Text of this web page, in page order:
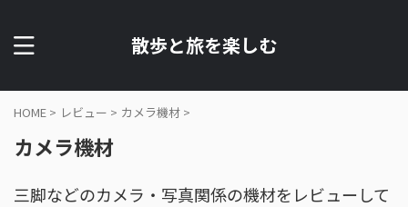
散歩と旅を楽しむ
HOME > レビュー > カメラ機材 >
カメラ機材
三脚などのカメラ・写真関係の機材をレビューして